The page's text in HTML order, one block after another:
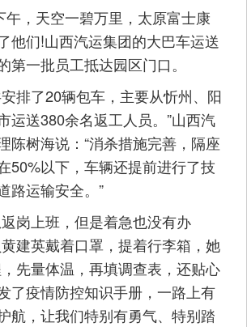
，天空一碧万里，太原富士康
他们!山西汽运集团的大巴车运送
第一批员工抵达园区门口。
了20辆包车，主要从忻州、阳
运送380余名返工人员。”山西汽
陈树海说：“消杀措施完善，隔座
50%以下，车辆还提前进行了技
路运输安全。”
岗上班，但是着急也没有办
建英戴着口罩，提着行李箱，她
先量体温，再填调查表，还贴心
了疫情防控知识手册，一路上有
航，让我们特别有勇气、特别踏